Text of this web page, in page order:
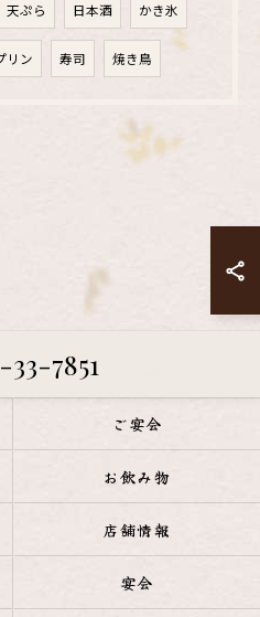
天ぷら 日本酒 かき氷
リン 寿司 焼き鳥
33-7851
ご宴会
お飲み物
店舗情報
宴会